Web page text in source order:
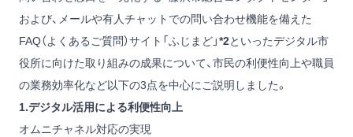
および、メールや有人チャットでの問い合わせ機能を備えた
FAQ（よくあるご質問）サイト「ふじまど」*2といったデジタル市
役所に向けた取り組みの成果について、市民の利便性向上や職員
の業務効率化など以下の3点を中心にご説明しました。
1.デジタル活用による利便性向上
オムニチャネル対応の実現